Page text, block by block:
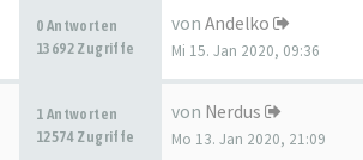
0 Antworten
13692 Zugriffe
von Andelko
Mi 15. Jan 2020, 09:36
1 Antworten
12574 Zugriffe
von Nerdus
Mo 13. Jan 2020, 21:09